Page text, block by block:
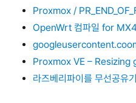
Proxmox /
OpenWrt 컴파일 for
Proxmox VE – Resizing
라즈베리파이를 무선공유